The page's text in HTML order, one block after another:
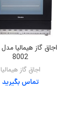
8002
اجاق گاز هیمالیا
تماس بگیرید